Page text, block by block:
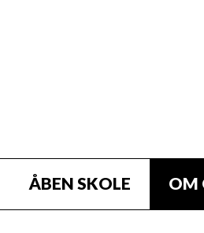
ÅBEN SKOLE OM